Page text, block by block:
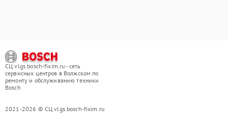
СЦ vlgs.bosch-fixim.ru - сеть
сервисных центров в Волжском по
ремонту и обслуживанию техники
Bosch
2021-2026 © СЦ vlgs.bosch-fixim.ru